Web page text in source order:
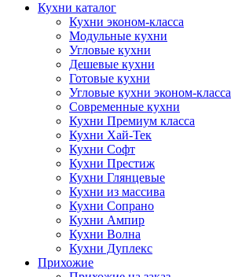
Кухни каталог
Кухни эконом-класса
Модульные кухни
Угловые кухни
Дешевые кухни
Готовые кухни
Угловые кухни эконом-класса
Современные кухни
Кухни Премиум класса
Кухни Хай-Тек
Кухни Софт
Кухни Престиж
Кухни Глянцевые
Кухни из массива
Кухни Сопрано
Кухни Ампир
Кухни Волна
Кухни Дуплекс
Прихожие